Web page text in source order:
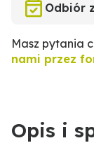
Odbiór
Masz pytania
nami przez
Opis i